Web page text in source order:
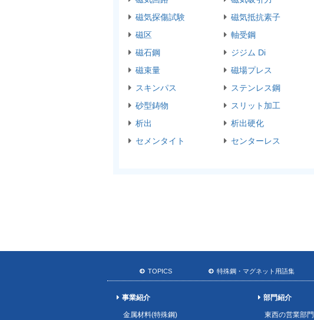
磁気探傷試験
磁気抵抗素子
磁区
軸受鋼
磁石鋼
ジジム Di
磁束量
磁場プレス
スキンパス
ステンレス鋼
砂型鋳物
スリット加工
析出
析出硬化
セメンタイト
センターレス
TOPICS 特殊鋼・マグネット用語集
事業紹介
金属材料(特殊鋼)
部門紹介
東西の営業部門